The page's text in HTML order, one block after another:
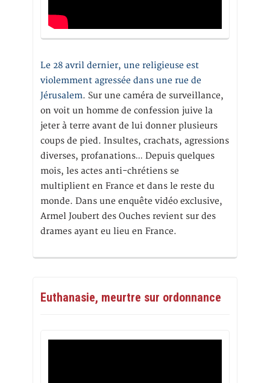
Le 28 avril dernier, une religieuse est
violemment agressée dans une rue de
Jérusalem. Sur une caméra de surveillance,
on voit un homme de confession juive la
jeter à terre avant de lui donner plusieurs
coups de pied. Insultes, crachats, agressions
diverses, profanations… Depuis quelques
mois, les actes anti-chrétiens se
multiplient en France et dans le reste du
monde. Dans une enquête vidéo exclusive,
Armel Joubert des Ouches revient sur des
drames ayant eu lieu en France.
Euthanasie, meurtre sur ordonnance